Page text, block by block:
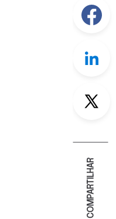
COMPARTILHAR